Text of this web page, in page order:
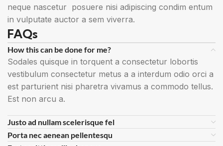
neque nascetur posuere nisi adipiscing condim entum
in vulputate auctor a sem viverra.
FAQs
How this can be done for me?
Sodales quisque in torquent a consectetur lobortis
vestibulum consectetur metus a a interdum odio orci a
est parturient nisi pharetra vivamus a commodo tellus.
Est non arcu a.
Justo ad nullam scelerisque fel
Porta nec aenean pellentesqu